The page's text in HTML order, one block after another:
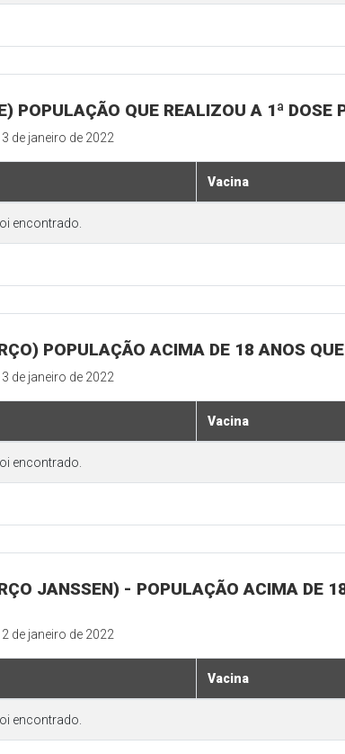
POPULAÇÃO QUE REALIZOU A 1ª
de janeiro de 2022
Vacina
encontrado.
POPULAÇÃO ACIMA DE 18 ANOS
de janeiro de 2022
Vacina
encontrado.
JANSSEN) - POPULAÇÃO ACIMA DE
de janeiro de 2022
Vacina
encontrado.